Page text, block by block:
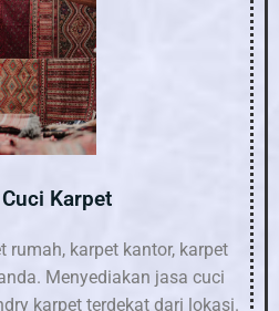
Karpet
rumah, karpet kantor, karpet
Menyediakan jasa cuci
karpet terdekat dari lokasi.